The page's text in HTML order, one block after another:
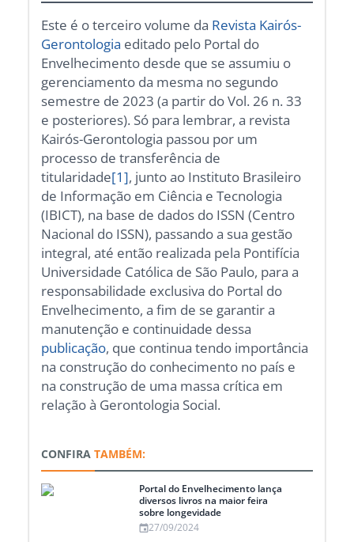
Este é o terceiro volume da Revista Kairós-
Gerontologia editado pelo Portal do
Envelhecimento desde que se assumiu o
gerenciamento da mesma no segundo
semestre de 2023 (a partir do Vol. 26 n. 33
e posteriores). Só para lembrar, a revista
Kairós-Gerontologia passou por um
processo de transferência de
titularidade[1], junto ao Instituto Brasileiro
de Informação em Ciência e Tecnologia
(IBICT), na base de dados do ISSN (Centro
Nacional do ISSN), passando a sua gestão
integral, até então realizada pela Pontifícia
Universidade Católica de São Paulo, para a
responsabilidade exclusiva do Portal do
Envelhecimento, a fim de se garantir a
manutenção e continuidade dessa
publicação, que continua tendo importância
na construção do conhecimento no país e
na construção de uma massa crítica em
relação à Gerontologia Social.
CONFIRA TAMBÉM:
Portal do Envelhecimento lança
diversos livros na maior feira
sobre longevidade
27/09/2024